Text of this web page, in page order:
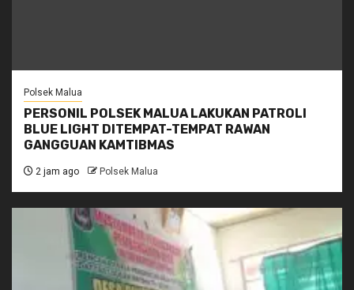
Polsek Malua
PERSONIL POLSEK MALUA LAKUKAN PATROLI
BLUE LIGHT DITEMPAT-TEMPAT RAWAN
GANGGUAN KAMTIBMAS
2 jam ago Polsek Malua